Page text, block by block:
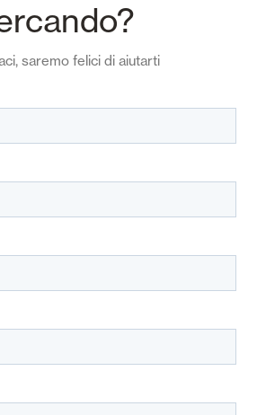
saremo felici di aiutarti